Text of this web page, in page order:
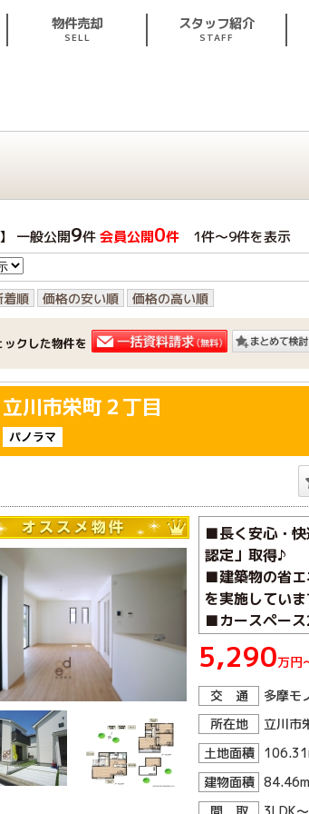
物件売却
SELL
スタッフ紹介
STAFF
一般公開9件会員公開0件 1件〜9件を表示
着順 価格の安い順 価格の高い順
ックした物件を
立川市栄町２丁目
■長く安心・快
認定」取得♪
■建築物の省エ
を実施してい
■カースペー
■キッチンには
5,290万円
交 通
多摩モ
所在地
立川市
土地面積
建物面積